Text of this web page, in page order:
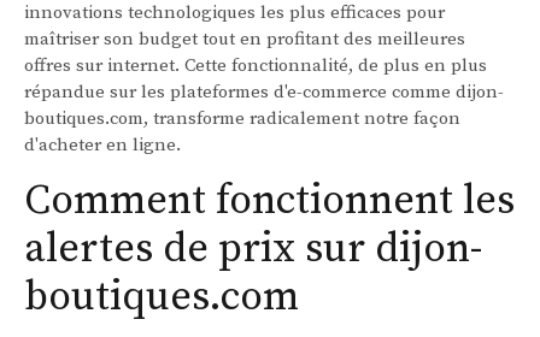
innovations technologiques les plus efficaces pour
maîtriser son budget tout en profitant des meilleures
offres sur internet. Cette fonctionnalité, de plus en plus
répandue sur les plateformes d'e-commerce comme dijon-
boutiques.com, transforme radicalement notre façon
d'acheter en ligne.
Comment fonctionnent les
alertes de prix sur dijon-
boutiques.com